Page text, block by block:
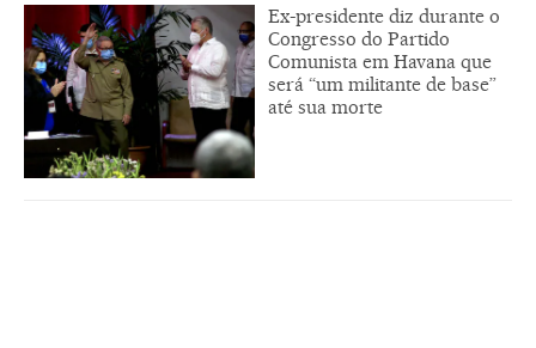
Ex-presidente diz durante o
Congresso do Partido
Comunista em Havana que
será “um militante de base”
até sua morte